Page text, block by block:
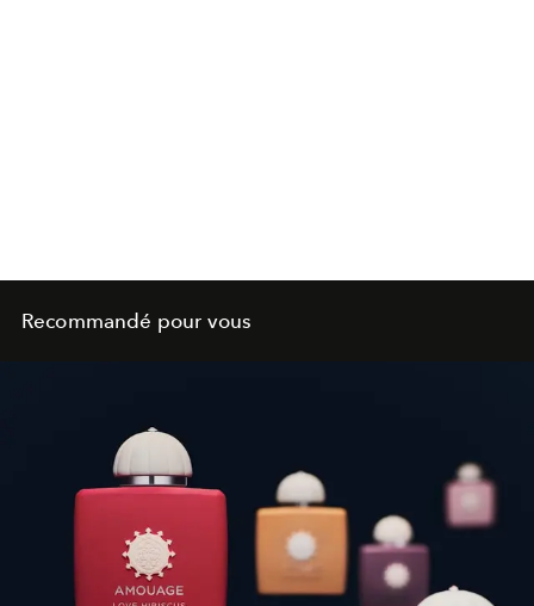
Recommandé pour vous